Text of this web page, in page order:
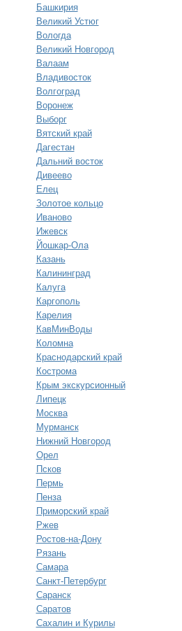
Башкирия
Великий Устюг
Вологда
Великий Новгород
Валаам
Владивосток
Волгоград
Воронеж
Выборг
Вятский край
Дагестан
Дальний восток
Дивеево
Елец
Золотое кольцо
Иваново
Ижевск
Йошкар-Ола
Казань
Калининград
Калуга
Каргополь
Карелия
КавМинВоды
Коломна
Краснодарский край
Кострома
Крым экскурсионный
Липецк
Москва
Мурманск
Нижний Новгород
Орел
Псков
Пермь
Пенза
Приморский край
Ржев
Ростов-на-Дону
Рязань
Самара
Санкт-Петербург
Саранск
Саратов
Сахалин и Курилы